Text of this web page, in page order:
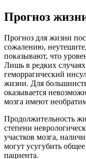
Прогноз
Прогноз для жизни
сожалению,
показывают, что
Лишь в редких
геморрагический
жизни. Для
оказывается
мозга имеют
Продолжительность
степени
участков мозга,
могут усугубить общее
пациента.